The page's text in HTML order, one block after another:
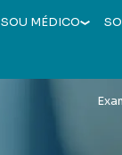
SOU MÉDICO